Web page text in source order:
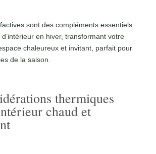
sont des compléments essentiels
en hiver, transformant votre
chaleureux et invitant, parfait pour
de la saison.
thermiques
chaud et